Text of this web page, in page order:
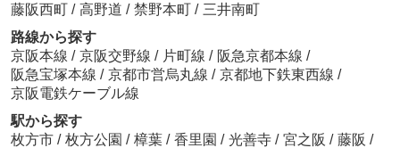
藤阪西町 / 高野道 / 禁野本町 / 三井南町
路線から探す
京阪本線 / 京阪交野線 / 片町線 / 阪急京都本線 /
阪急宝塚本線 / 京都市営烏丸線 / 京都地下鉄東西線 /
京阪電鉄ケーブル線
駅から探す
枚方市 / 枚方公園 / 樟葉 / 香里園 / 光善寺 / 宮之阪 / 藤阪 /